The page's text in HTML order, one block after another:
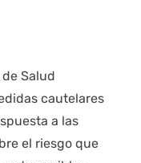
Salud
cautelares
a las
el riesgo que